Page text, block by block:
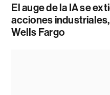
El auge de la IA se
acciones
Wells Fargo